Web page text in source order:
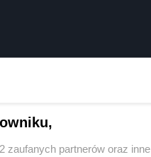
zaufanych partnerów oraz inne